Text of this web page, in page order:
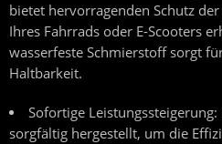
bietet hervorragenden Schutz
Ihres Fahrrads oder E-Scooters
wasserfeste Schmierstoff sorgt
Haltbarkeit.
Sofortige Leistungssteigerung:
sorgfältig hergestellt, um die